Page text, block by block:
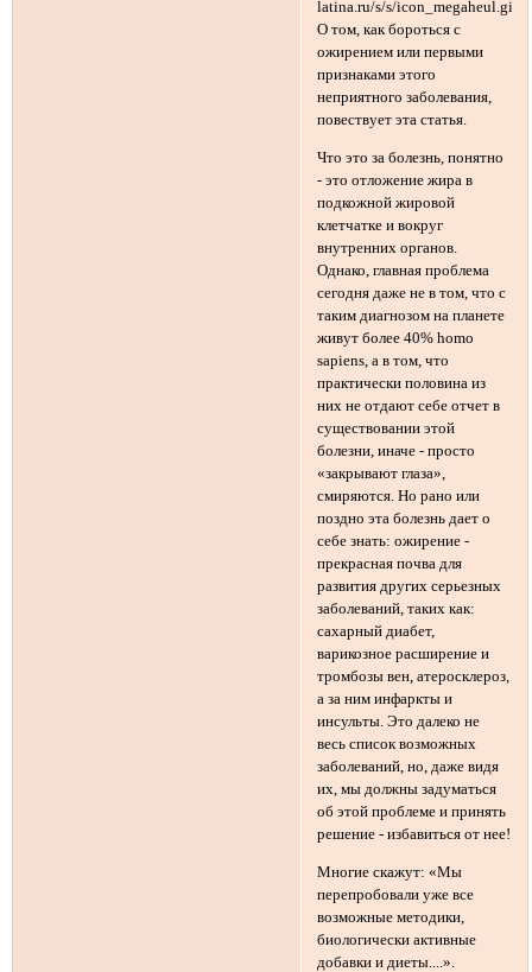
О том, как бороться с
ожирением или первыми
признаками этого
неприятного заболевания,
повествует эта статья.
Что это за болезнь, понятно
- это отложение жира в
подкожной жировой
клетчатке и вокруг
внутренних органов.
Однако, главная проблема
сегодня даже не в том, что с
таким диагнозом на планете
живут более 40% homo
sapiens, а в том, что
практически половина из
них не отдают себе отчет в
существовании этой
болезни, иначе - просто
«закрывают глаза»,
смиряются. Но рано или
поздно эта болезнь дает о
себе знать: ожирение -
прекрасная почва для
развития других серьезных
заболеваний, таких как:
сахарный диабет,
варикозное расширение и
тромбозы вен, атеросклероз,
а за ним инфаркты и
инсульты. Это далеко не
весь список возможных
заболеваний, но, даже видя
их, мы должны задуматься
об этой проблеме и принять
решение - избавиться от нее!
Многие скажут: «Мы
перепробовали уже все
возможные методики,
биологически активные
добавки и диеты....».